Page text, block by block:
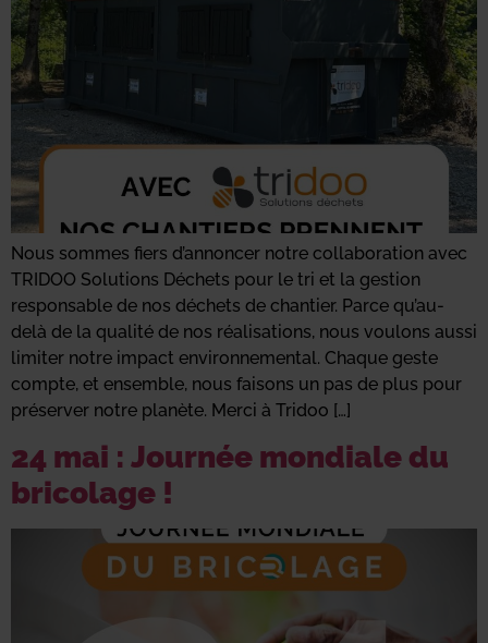
Nous sommes fiers d’annoncer notre collaboration avec
TRIDOO Solutions Déchets pour le tri et la gestion
responsable de nos déchets de chantier. Parce qu’au-
delà de la qualité de nos réalisations, nous voulons aussi
limiter notre impact environnemental. Chaque geste
compte, et ensemble, nous faisons un pas de plus pour
préserver notre planète. Merci à Tridoo […]
24 mai : Journée mondiale du
bricolage !